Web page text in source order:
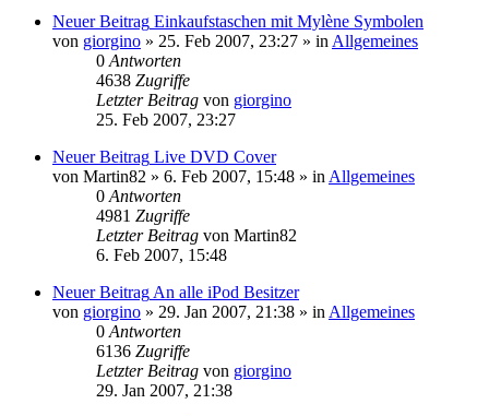
Neuer Beitrag Einkaufstaschen mit Mylène Symbolen
von giorgino » 25. Feb 2007, 23:27 » in Allgemeines
0 Antworten
4638 Zugriffe
Letzter Beitrag von giorgino
25. Feb 2007, 23:27
Neuer Beitrag Live DVD Cover
von Martin82 » 6. Feb 2007, 15:48 » in Allgemeines
0 Antworten
4981 Zugriffe
Letzter Beitrag von Martin82
6. Feb 2007, 15:48
Neuer Beitrag An alle iPod Besitzer
von giorgino » 29. Jan 2007, 21:38 » in Allgemeines
0 Antworten
6136 Zugriffe
Letzter Beitrag von giorgino
29. Jan 2007, 21:38